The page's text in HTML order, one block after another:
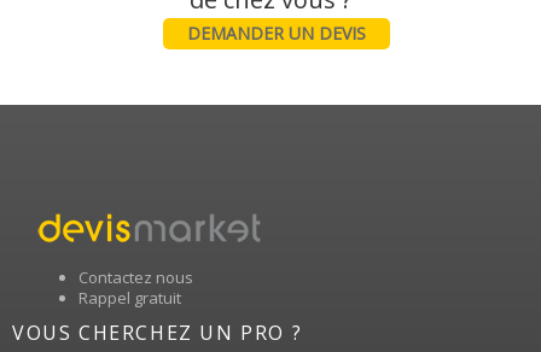
DEMANDER UN DEVIS
Contactez nous
Rappel gratuit
VOUS CHERCHEZ UN PRO ?